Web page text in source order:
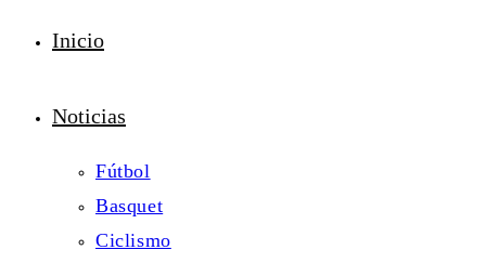
Inicio
Noticias
Fútbol
Basquet
Ciclismo